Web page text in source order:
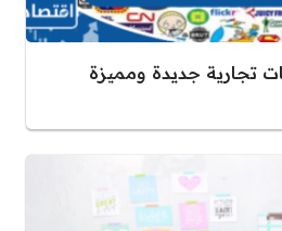
تجارية جديدة ومميزة